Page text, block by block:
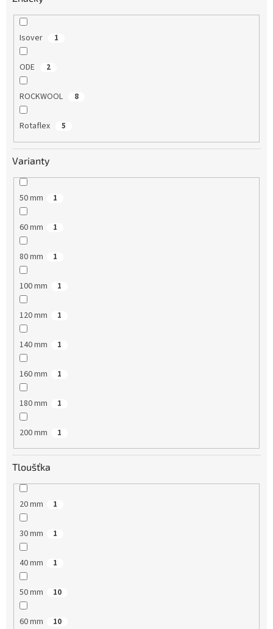
Isover 1
ODE 2
ROCKWOOL 8
Rotaflex 5
Varianty
50 mm 1
60 mm 1
80 mm 1
100 mm 1
120 mm 1
140 mm 1
160 mm 1
180 mm 1
200 mm 1
Tloušťka
20 mm 1
30 mm 1
40 mm 1
50 mm 10
60 mm 10